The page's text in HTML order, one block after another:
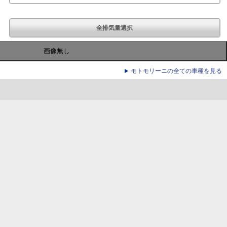
全排気量選択
画像無し
モトモリーニの全ての車種を見る